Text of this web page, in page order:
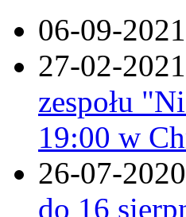
06-09-2021
27-02-2021
zespołu
19:00 w
26-07-2020
do 16